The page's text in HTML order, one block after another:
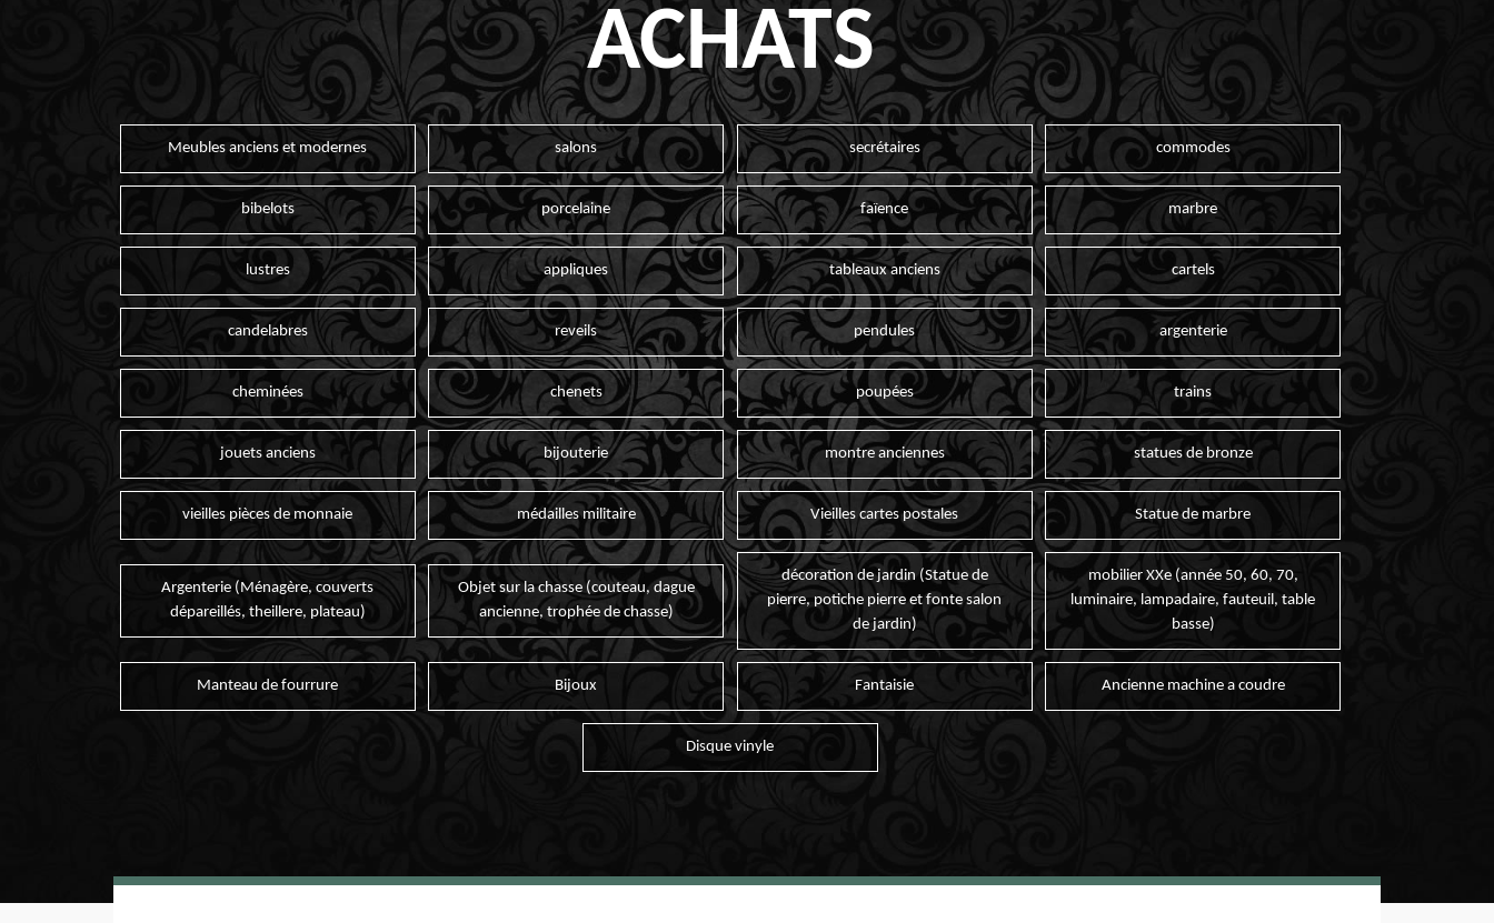
ACHATS
Meubles anciens et modernes salons secrétaires commodes
bibelots porcelaine faïence marbre
lustres appliques tableaux anciens cartels
candelabres reveils pendules argenterie
cheminées chenets poupées trains
jouets anciens bijouterie montre anciennes statues de bronze
vieilles pièces de monnaie médailles militaire Vieilles cartes postales Statue de marbre
Argenterie (Ménagère, couverts
dépareillés, theillere, plateau)
Objet sur la chasse (couteau, dague
ancienne, trophée de chasse)
décoration de jardin (Statue de
pierre, potiche pierre et fonte salon
de jardin)
mobilier XXe (année 50, 60, 70,
luminaire, lampadaire, fauteuil, table
basse)
Manteau de fourrure Bijoux Fantaisie Ancienne machine a coudre
Disque vinyle